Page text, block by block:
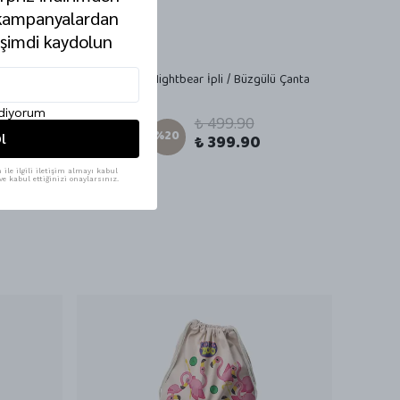
Kokozoo Nightbear İpli / Büzgülü Çanta
%20 ₺ 499.90
₺ 399.90
kaydolun
ile ilgili iletişim almayı kabul
kabul ettiğinizi onaylarsınız.